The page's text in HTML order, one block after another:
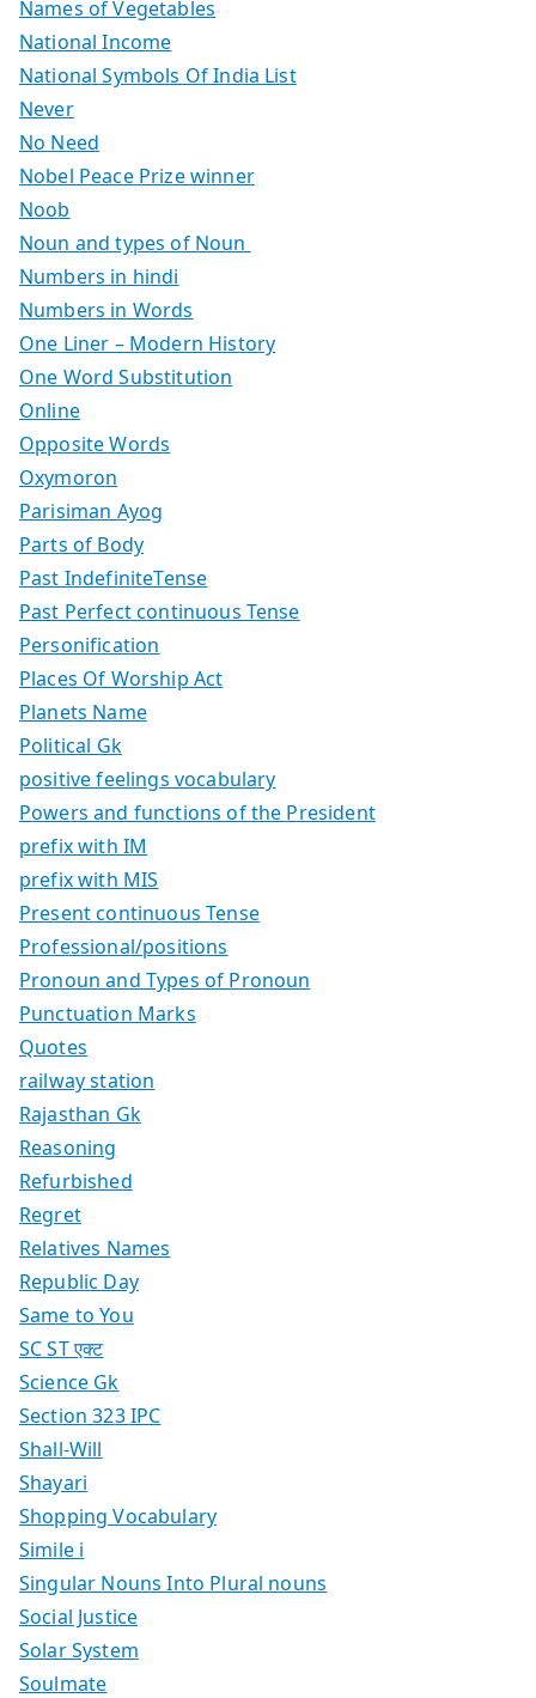
Names of Vegetables
National Income
National Symbols Of India List
Never
No Need
Nobel Peace Prize winner
Noob
Noun and types of Noun
Numbers in hindi
Numbers in Words
One Liner – Modern History
One Word Substitution
Online
Opposite Words
Oxymoron
Parisiman Ayog
Parts of Body
Past IndefiniteTense
Past Perfect continuous Tense
Personification
Places Of Worship Act
Planets Name
Political Gk
positive feelings vocabulary
Powers and functions of the President
prefix with IM
prefix with MIS
Present continuous Tense
Professional/positions
Pronoun and Types of Pronoun
Punctuation Marks
Quotes
railway station
Rajasthan Gk
Reasoning
Refurbished
Regret
Relatives Names
Republic Day
Same to You
SC ST एक्ट
Science Gk
Section 323 IPC
Shall-Will
Shayari
Shopping Vocabulary
Simile i
Singular Nouns Into Plural nouns
Social Justice
Solar System
Soulmate